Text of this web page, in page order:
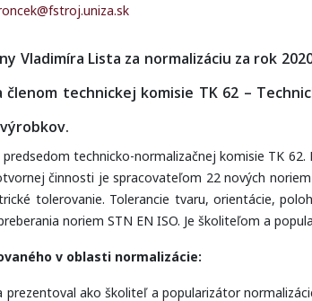
Vladimíra Lista za normalizáciu za rok
členom technickej komisie TK 62 –
predsedom technicko-normalizačnej komisie TK
činnosti je spracovateľom 22 nových
tolerovanie. Tolerancie tvaru, orientácie,
noriem STN EN ISO. Je školiteľom a
v oblasti normalizácie:
prezentoval ako školiteľ a popularizátor